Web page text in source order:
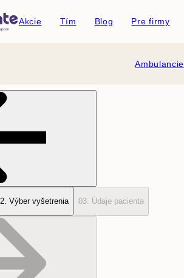
Akcie Tím Blog Pre firmy
Ambulancie
2. Výber vyšetrenia 03. Údaje pacienta